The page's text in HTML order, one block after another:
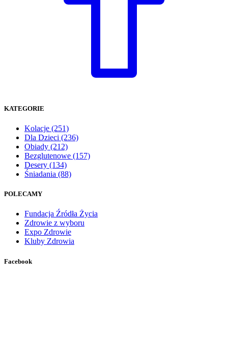
KATEGORIE
Kolacje (251)
Dla Dzieci (236)
Obiady (212)
Bezglutenowe (157)
Desery (134)
Śniadania (88)
POLECAMY
Fundacja Źródła Życia
Zdrowie z wyboru
Expo Zdrowie
Kluby Zdrowia
Facebook